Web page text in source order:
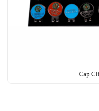
Cap